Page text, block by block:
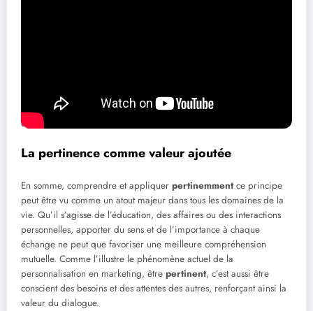
malade ». Cela illustre à quel point la conscience de la pertinence
peut influencer notre comportement, affectant ainsi notre manière
d’interagir avec le monde.
La pertinence comme valeur ajoutée
En somme, comprendre et appliquer pertinemmentce principe
peut être vu comme un atout majeur dans tous les domaines de la
vie. Qu’il s’agisse de l’éducation, des affaires ou des interactions
personnelles, apporter du sens et de l’importance à chaque
échange ne peut que favoriser une meilleure compréhension
mutuelle. Comme l’illustre le phénomène actuel de la
personnalisation en marketing, être pertinent, c’est aussi être
conscient des besoins et des attentes des autres, renforçant ainsi la
valeur du dialogue.